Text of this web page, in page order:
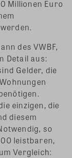
Millionen Euro
des VWBF,
Detail aus:
Gelder, die
einzigen, die
diesem
so
leistbaren,
Vergleich: